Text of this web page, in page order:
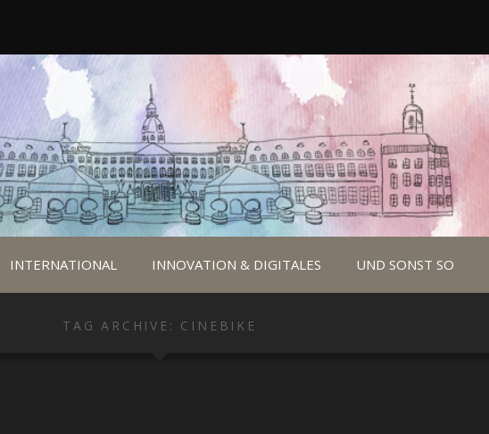
INTERNATIONAL INNOVATION & DIGITALES UND SONST SO
TAG ARCHIVE: CINEBIKE